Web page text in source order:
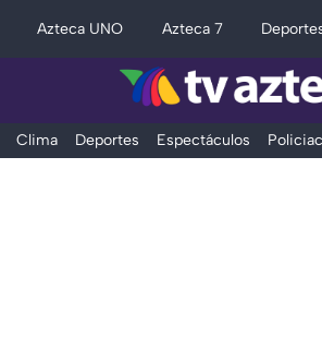
Azteca UNO Azteca 7
Clima Deportes Espectáculos